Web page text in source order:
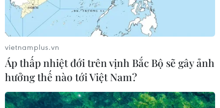
vietnamplus.vn
Áp thấp nhiệt đới trên vịnh Bắc Bộ sẽ gây ảnh
hưởng thế nào tới Việt Nam?